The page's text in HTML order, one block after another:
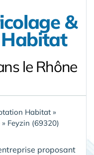
&
le Rhône
Habitat »
» Feyzin (69320)
proposant